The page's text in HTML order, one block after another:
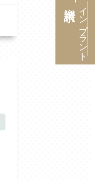
インプラント